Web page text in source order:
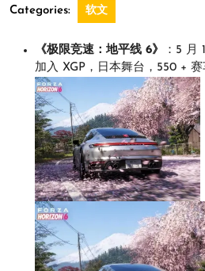
Categories: 软文
《极限竞速：地平线 6》
：5 月
加入 XGP，日本舞台，550 + 赛